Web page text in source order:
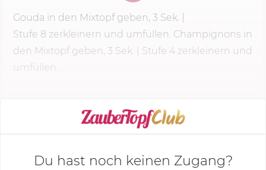
Gouda in den Mixtopf geben, 3 Sek.
Stufe 8 zerkleinern und umfüllen. Champignons in
den Mixtopf geben, 3 Sek.
| Stufe 4 zerkleinern und
umfüllen.
KOCHMODUS STARTEN
Du hast noch keinen Zugang?